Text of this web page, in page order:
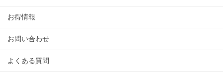
お得情報
お問い合わせ
よくある質問